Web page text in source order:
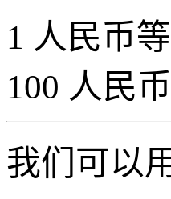
1 人民币
100 人民
我们可以